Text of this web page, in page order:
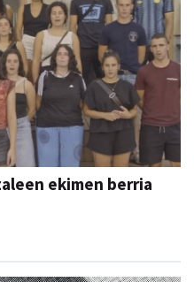
ekimen berria